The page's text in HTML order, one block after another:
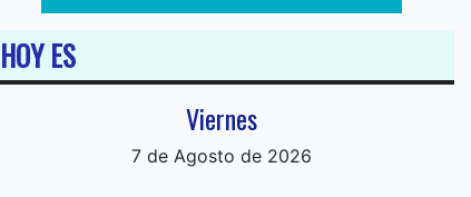
HOY ES
Viernes
7 de Agosto de 2026